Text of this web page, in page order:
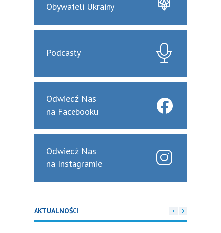
Obywateli Ukrainy
Podcasty
Odwiedź Nas
na Facebooku
Odwiedź Nas
na Instagramie
AKTUALNOŚCI